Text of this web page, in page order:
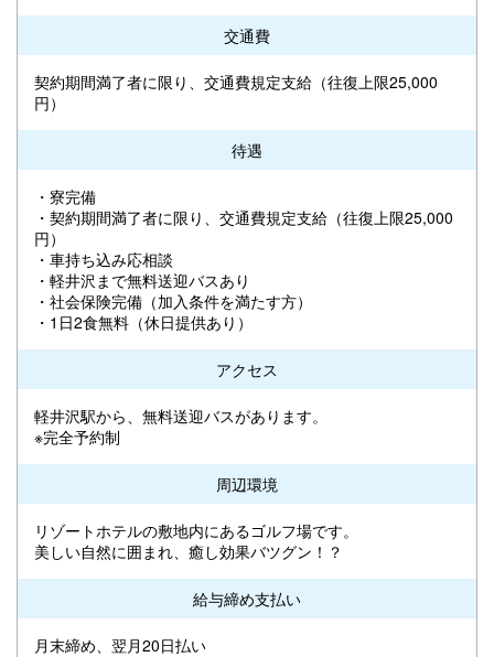
交通費
契約期間満了者に限り、交通費規定支給（往復上限25,000
円）
待遇
・寮完備
・契約期間満了者に限り、交通費規定支給（往復上限25,000
円）
・車持ち込み応相談
・軽井沢まで無料送迎バスあり
・社会保険完備（加入条件を満たす方）
・1日2食無料（休日提供あり）
アクセス
軽井沢駅から、無料送迎バスがあります。
※完全予約制
周辺環境
リゾートホテルの敷地内にあるゴルフ場です。
美しい自然に囲まれ、癒し効果バツグン！？
給与締め支払い
月末締め、翌月20日払い